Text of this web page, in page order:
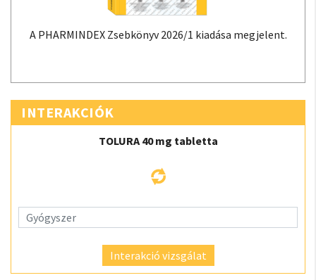
A PHARMINDEX Zsebkönyv 2026/1 kiadása megjelent.
INTERAKCIÓK
TOLURA 40 mg tabletta
Interakció vizsgálat